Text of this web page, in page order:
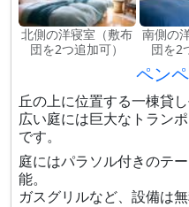
北側の洋寝室（敷布
団を2つ追加可）
南側の
団を2
ペン
丘の上に位置する一棟貸
広い庭には巨大なトラン
です。
庭にはパラソル付きのテ
能。
ガスグリルなど、設備は無